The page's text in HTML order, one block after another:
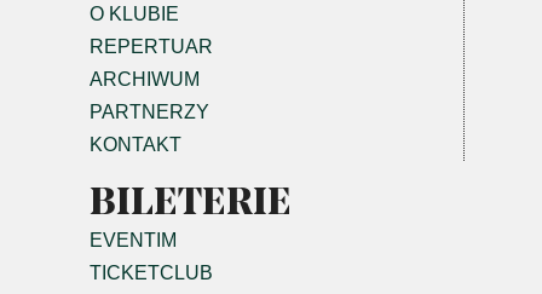
O KLUBIE
REPERTUAR
ARCHIWUM
PARTNERZY
KONTAKT
BILETERIE
EVENTIM
TICKETCLUB